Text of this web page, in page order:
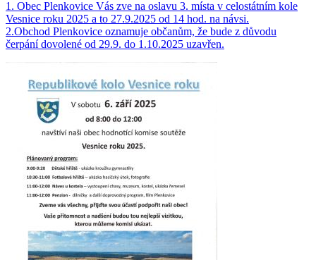
1. Obec Plenkovice Vás zve na oslavu 3. místa v celostátním kole
Vesnice roku 2025 a to 27.9.2025 od 14 hod. na návsi.
2.Obchod Plenkovice oznamuje občanům, že bude z důvodu
čerpání dovolené od 29.9. do 1.10.2025 uzavřen.